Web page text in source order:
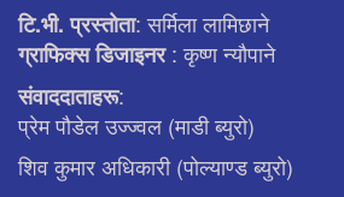
टि.भी. प्रस्ताेता: सर्मिला लामिछाने
ग्राफिक्स डिजाइनर: कृष्ण न्याैपाने
संवाददाताहरू:
प्रेम पौडेल उज्ज्वल (माडी ब्युरो)
शिव कुमार अधिकारी (पोल्याण्ड ब्युरो)